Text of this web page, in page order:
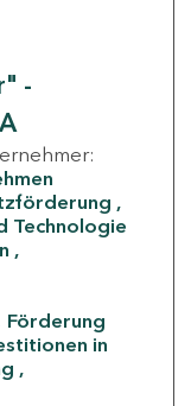
-
Technologie
Förderung
in